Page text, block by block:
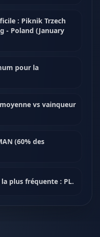
: Piknik Trzech
- Poland (January
pour la
vs vainqueur
(60% des
plus fréquente : PL.